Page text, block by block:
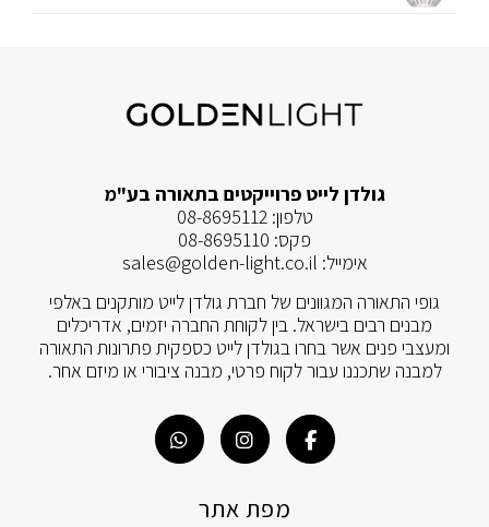
גולדן לייט פרוייקטים בתאורה בע"מ
טלפון:08-8695112
פקס: 08-8695110
אימייל: sales@golden-light.co.il
גופי התאורה המגוונים של חברת גולדן לייט מותקנים באלפי
מבנים רבים בישראל. בין לקוחת החברה יזמים, אדריכלים
ומעצבי פנים אשר בחרו בגולדן לייט כספקית פתרונות התאורה
למבנה שתכננו עבור לקוח פרטי, מבנה ציבורי או מיזם אחר.
מפת אתר